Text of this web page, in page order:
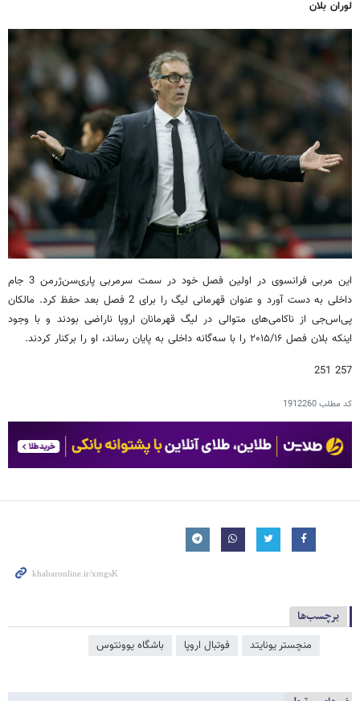
لوران بلان
این مربی فرانسوی در اولین فصل خود در سمت سرمربی پاری‌سن‌ژرمن 3 جام
داخلی به دست آورد و عنوان قهرمانی لیگ را برای 2 فصل بعد حفظ کرد. مالکان
پی‌اس‌جی از ناکامی‌های متوالی در لیگ قهرمانان اروپا ناراضی بودند و با وجود
اینکه بلان فصل ۲۰۱۵/۱۶ را با سه‌گانه داخلی به پایان رساند، او را برکنار کردند.
257 251
کد مطلب1912260
برچسب‌ها
منچستر یونایتد فوتبال اروپا باشگاه یوونتوس